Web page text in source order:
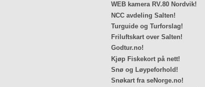
WEB kamera RV.80 Nordvik!
NCC avdeling Salten!
Turguide og Turforslag!
Friluftskart over Salten!
Godtur.no!
Kjøp Fiskekort på nett!
Snø og Løypeforhold!
Snøkart fra seNorge.no!